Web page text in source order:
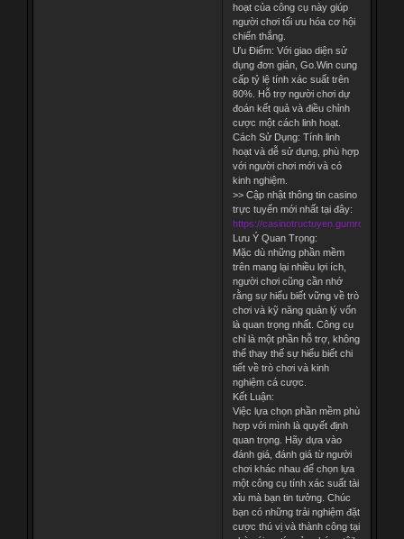
hoạt của công cụ này giúp
người chơi tối ưu hóa cơ hội
chiến thắng.
Ưu Điểm: Với giao diện sử
dụng đơn giản, Go.Win cung
cấp tỷ lệ tính xác suất trên
80%. Hỗ trợ người chơi dự
đoán kết quả và điều chỉnh
cược một cách linh hoạt.
Cách Sử Dụng: Tính linh
hoạt và dễ sử dụng, phù hợp
với người chơi mới và có
kinh nghiệm.
>> Cập nhật thông tin casino
trực tuyến mới nhất tại đây:
https://casinotructuyen.gumroad.com/
Lưu Ý Quan Trọng:
Mặc dù những phần mềm
trên mang lại nhiều lợi ích,
người chơi cũng cần nhớ
rằng sự hiểu biết vững về trò
chơi và kỹ năng quản lý vốn
là quan trọng nhất. Công cụ
chỉ là một phần hỗ trợ, không
thể thay thế sự hiểu biết chi
tiết về trò chơi và kinh
nghiệm cá cược.
Kết Luận:
Việc lựa chọn phần mềm phù
hợp với mình là quyết định
quan trọng. Hãy dựa vào
đánh giá, đánh giá từ người
chơi khác nhau để chọn lựa
một công cụ tính xác suất tài
xỉu mà bạn tin tưởng. Chúc
bạn có những trải nghiệm đặt
cược thú vị và thành công tại